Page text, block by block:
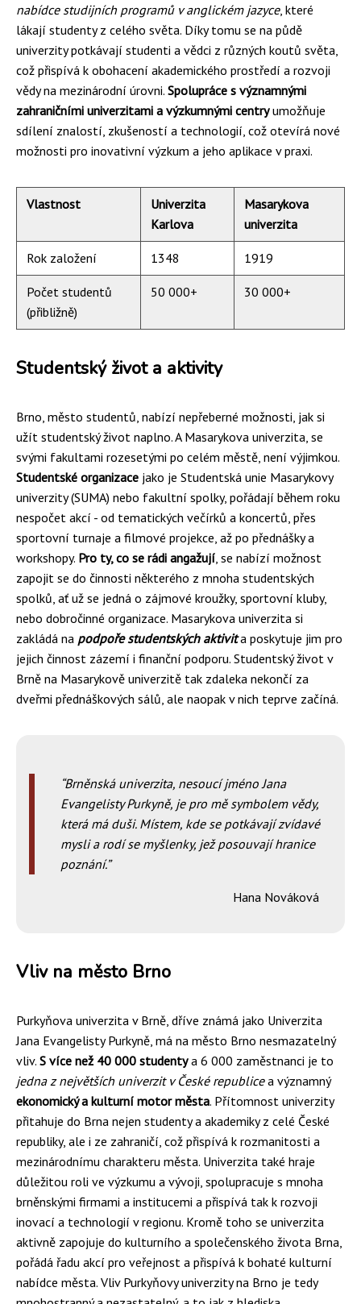
nabídce studijních programů v anglickém jazyce, které
lákají studenty z celého světa. Díky tomu se na půdě
univerzity potkávají studenti a vědci z různých koutů světa,
což přispívá k obohacení akademického prostředí a rozvoji
vědy na mezinárodní úrovni. Spolupráce s významnými
zahraničními univerzitami a výzkumnými centryumožňuje
sdílení znalostí, zkušeností a technologií, což otevírá nové
možnosti pro inovativní výzkum a jeho aplikace v praxi.
Vlastnost
Univerzita
Karlova
Masarykova
univerzita
Rok založení 1348 1919
Počet studentů
(přibližně)
50 000+ 30 000+
Studentský život a aktivity
Brno, město studentů, nabízí nepřeberné možnosti, jak si
užít studentský život naplno. A Masarykova univerzita, se
svými fakultami rozesetými po celém městě, není výjimkou.
Studentské organizace jako je Studentská unie Masarykovy
univerzity (SUMA) nebo fakultní spolky, pořádají během roku
nespočet akcí - od tematických večírků a koncertů, přes
sportovní turnaje a filmové projekce, až po přednášky a
workshopy. Pro ty, co se rádi angažují , se nabízí možnost
zapojit se do činnosti některého z mnoha studentských
spolků, ať už se jedná o zájmové kroužky, sportovní kluby,
nebo dobročinné organizace. Masarykova univerzita si
zakládá na podpoře studentských aktivita poskytuje jim pro
jejich činnost zázemí i finanční podporu. Studentský život v
Brně na Masarykově univerzitě tak zdaleka nekončí za
dveřmi přednáškových sálů, ale naopak v nich teprve začíná.
Brněnská univerzita, nesoucí jméno Jana
Evangelisty Purkyně, je pro mě symbolem vědy,
která má duši. Místem, kde se potkávají zvídavé
mysli a rodí se myšlenky, jež posouvají hranice
poznání.
Hana Nováková
Vliv na město Brno
Purkyňova univerzita v Brně, dříve známá jako Univerzita
Jana Evangelisty Purkyně, má na město Brno nesmazatelný
vliv. S více než 40 000 studentya 6 000 zaměstnanci je to
jedna z největších univerzit v České republicea významný
ekonomický a kulturní motor města. Přítomnost univerzity
přitahuje do Brna nejen studenty a akademiky z celé České
republiky, ale i ze zahraničí, což přispívá k rozmanitosti a
mezinárodnímu charakteru města. Univerzita také hraje
důležitou roli ve výzkumu a vývoji, spolupracuje s mnoha
brněnskými firmami a institucemi a přispívá tak k rozvoji
inovací a technologií v regionu. Kromě toho se univerzita
aktivně zapojuje do kulturního a společenského života Brna,
pořádá řadu akcí pro veřejnost a přispívá k bohaté kulturní
nabídce města. Vliv Purkyňovy univerzity na Brno je tedy